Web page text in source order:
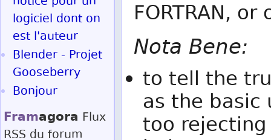
FORTRAN,
Nota Bene:
to tell the
as the basic
too
logiciel dont on
est l'auteur
Blender - Projet
Gooseberry
Bonjour
Framagora Flux
RSS du forum